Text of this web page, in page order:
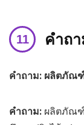
คำถ
คำถาม: ผลิตภัณฑ์
คำถาม: ผลิตภัณฑ์